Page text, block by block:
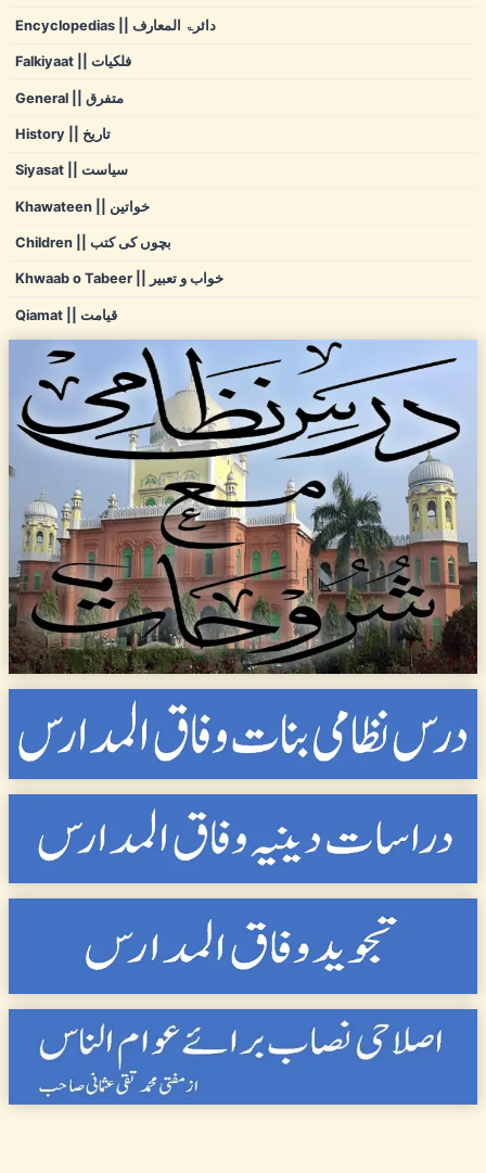
Encyclopedias || دائرۃ المعارف
Falkiyaat || فلکیات
General || متفرق
History || تاریخ
Siyasat || سیاست
Khawateen || خواتین
Children || بچوں کی کتب
Khwaab o Tabeer || خواب و تعبیر
Qiamat || قیامت